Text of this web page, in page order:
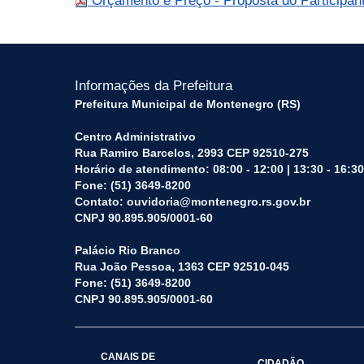
Informações da Prefeitura
Prefeitura Municipal de Montenegro (RS)
Centro Administrativo
Rua Ramiro Barcelos, 2993 CEP 92510-275
Horário de atendimento: 08:00 - 12:00 | 13:30 - 16:30
Fone: (51) 3649-8200
Contato: ouvidoria@montenegro.rs.gov.br
CNPJ 90.895.905/0001-60
Palácio Rio Branco
Rua João Pessoa, 1363 CEP 92510-045
Fone: (51) 3649-8200
CNPJ 90.895.905/0001-60
CANAIS DE